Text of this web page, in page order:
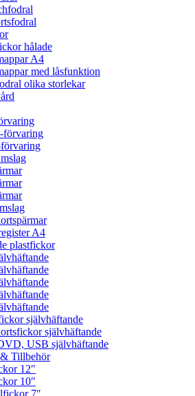
hålade
A4
med låsfunktion
olika storlekar
A4
plastfickor
självhäftande
självhäftande
USB självhäftande
Tillbehör
12″
10″
7″